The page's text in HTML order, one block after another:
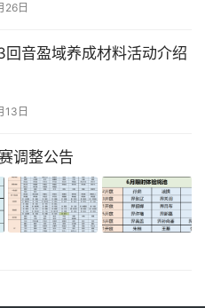
26日
回音盈域养成材料活动介绍
13日
调整公告